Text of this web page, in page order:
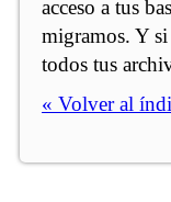
acceso a tus
migramos. Y
todos tus
« Volver al